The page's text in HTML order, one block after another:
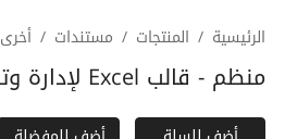
الرئيسية المنتجات مستندات أخرى
منظم - قالب Excel لإدارة وتتبع المهام باحتراف